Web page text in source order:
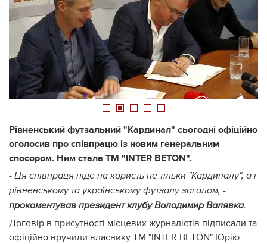
1 2 3 4 5
Рівненський футзальний "Кардинал" сьогодні офіційно
оголосив про співпрацю із новим генеральним
спосором. Ним стала ТМ "INTER BETON".
- Ця співпраця піде на користь не тільки "Кардиналу", а і
рівненському та українському футзалу загалом, -
прокоментував президент клубу Володимир Валявка.
Договір в присутності місцевих журналістів підписали та
офіційно вручили власнику ТМ "INTER BETON" Юрію